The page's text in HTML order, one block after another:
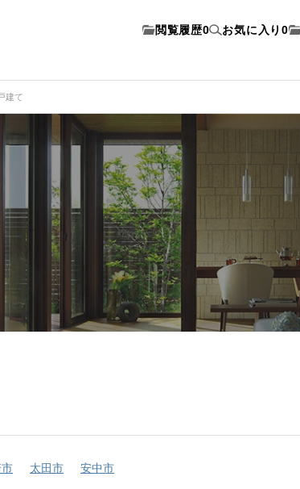
閲覧履歴0 お気に入り 0
建て
太田市 安中市